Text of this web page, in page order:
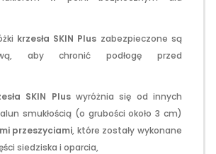
krzesła SKIN Plus zabezpieczone są
aby chronić podłogę przed
SKIN Pluswyróżnia się od innych
smukłością (o grubości około 3 cm)
przeszyciami, które zostały wykonane
siedziska i oparcia,